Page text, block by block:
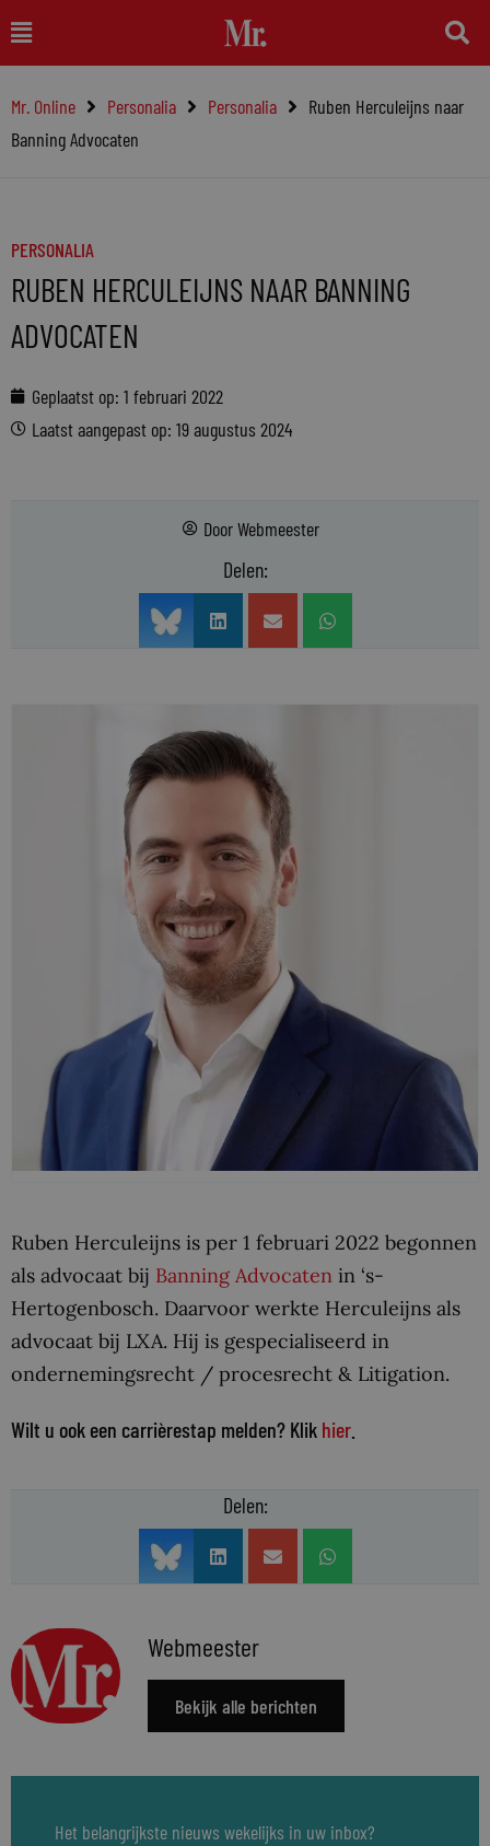
naar
inhoud
Main
Menu
Mr. Online Personalia Personalia
Ruben Herculeijns naar
Banning Advocaten
PERSONALIA
RUBEN HERCULEIJNS NAAR BANNING
ADVOCATEN
Geplaatst op: 1 februari 2022
Laatst aangepast op: 19 augustus 2024
DoorWebmeester
Delen:
Ruben Herculeijns is per 1 februari 2022 begonnen
als advocaat bij Banning Advocaten in ‘s-
Hertogenbosch. Daarvoor werkte Herculeijns als
advocaat bij LXA. Hij is gespecialiseerd in
ondernemingsrecht / procesrecht & Litigation.
Wilt u ook een carrièrestap melden? Klik hier
Delen:
Webmeester
Bekijk alle berichten
Het belangrijkste nieuws wekelijks in uw inbox?